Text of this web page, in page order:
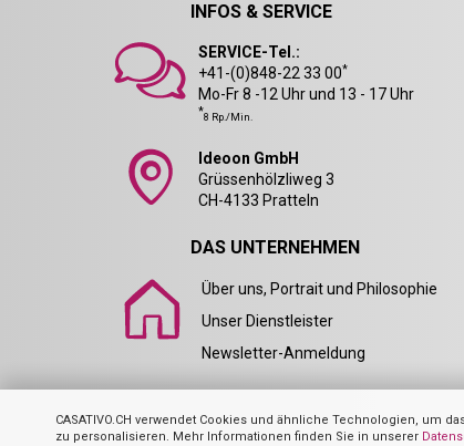
CASATIVO.CH verwendet Cookies und ähnliche Technologien, um
zu personalisieren. Mehr Informationen finden Sie in unserer
INFOS & SERVICE
SERVICE-Tel.:
+41-(0)848-22 33 00*
Mo-Fr 8 -12 Uhr und 13 - 17 Uhr
*8 Rp./Min.
Ideoon GmbH
Grüssenhölzliweg 3
CH-4133 Pratteln
DAS UNTERNEHMEN
Über uns, Portrait und Philosophie
Unser Dienstleister
Newsletter-Anmeldung